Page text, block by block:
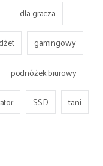
dla gracza
gamingowy
podnóżek biurowy
SSD
tani